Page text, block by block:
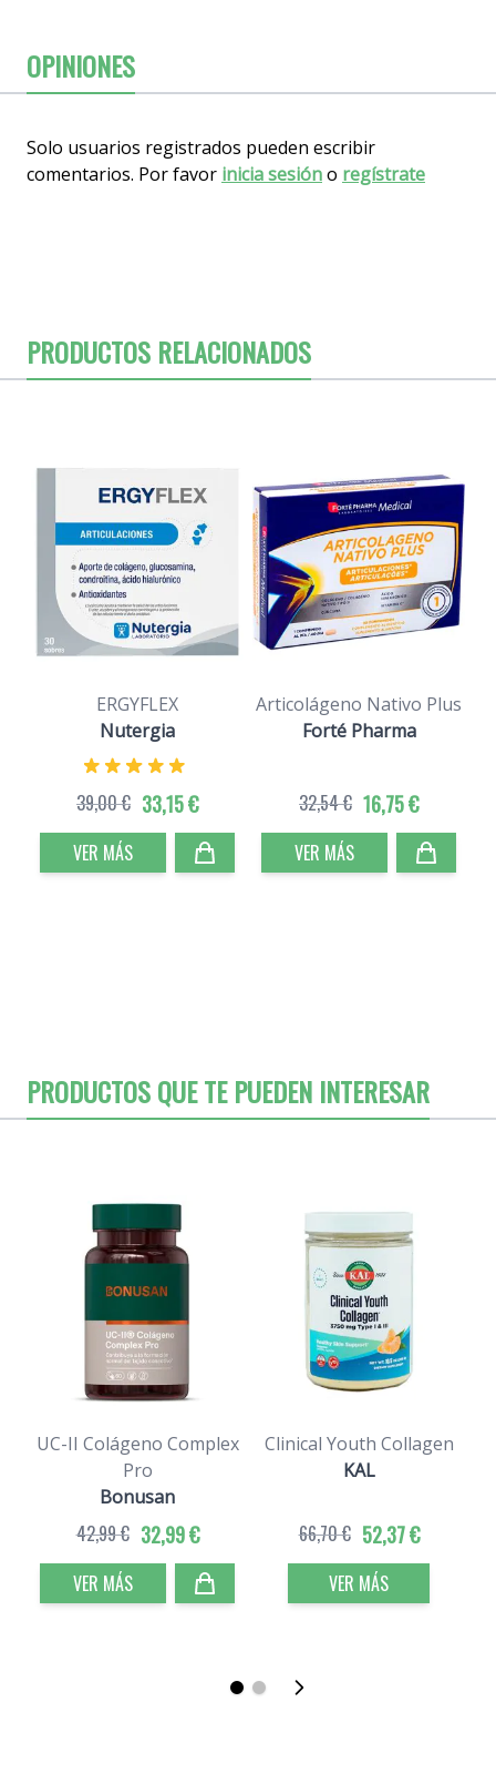
OPINIONES
Solo usuarios registrados pueden escribir
comentarios. Por favor inicia sesióno regístrate
PRODUCTOS RELACIONADOS
ERGYFLEX
Nutergia
33,15 €
39,00 €
VER MÁS
Articolágeno Nativo Plus
Forté Pharma
16,75 €
32,54 €
VER MÁS
PRODUCTOS QUE TE PUEDEN INTERESAR
UC-II Colágeno Complex
Pro
Bonusan
32,99 €
42,99 €
VER MÁS
Clinical Youth Collagen
KAL
52,37 €
66,70 €
VER MÁS